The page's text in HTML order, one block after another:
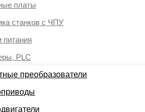
платы
станков с ЧПУ
питания
PLC
преобразователи